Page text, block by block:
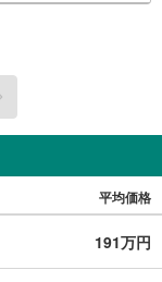
平均価格
191万円